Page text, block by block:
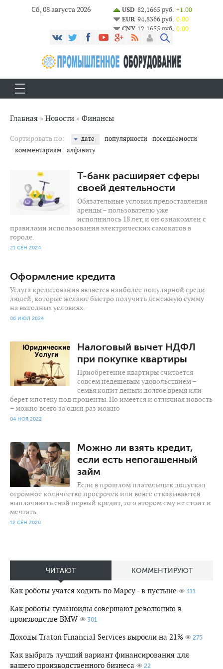
Сб, 08 августа 2026 USD 82,1665 руб. +1.00
EUR 94,8366 руб. 0.00
CNY 12,1655 руб. 0.00
Главная » Новости » Финансы
Сортировать по: дате популярности посещаемости
комментариям алфавиту
Т-банк расширяет сферы
своей деятельности
Обязательные условия предоставления
аренды – пользователю уже
исполнилось 18 лет, и он ознакомлен с
правилами использования электрических самокатов в
городе.
21 СЕН 2024
Оформление кредита
Услуга кредитования является наиболее популярной среди
людей, которые желают быстро получить денежную сумму
на выгодных условиях.
06 ИЮЛ 2024
Налоговый вычет НДФЛ
при покупке квартиры
Приобретение квартиры считается
совсем недешевым удовольствием –
семья копит деньги долгое время или
берет ипотеку под проценты. Но имеется и отличная новость
– можно всего за один раз можно
04 НОЯ 2022
Можно ли взять кредит,
если есть непогашенный
займ
Если в прошлом плательщик допускал
огромное количество просрочек или вовсе отказываются
выплачивать свой первый кредит, то о втором ему не стоит и
мечтать.
12 СЕН 2020
ЧИТАЮТ КОММЕНТИРУЮТ
Как роботы учатся ходить по Марсу - в пустыне 311
Как роботы-гуманоиды совершают революцию в
производстве BMW
301
Доходы Traton Financial Services выросли на 21% 275
Как выбрать лучший вариант финансирования для
вашего производственного бизнеса
22